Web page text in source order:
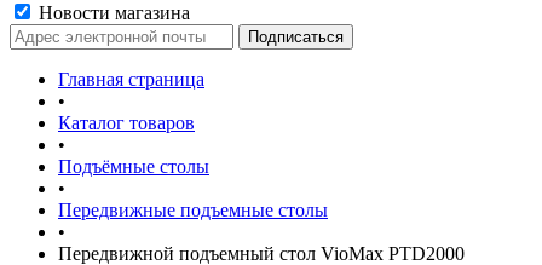
Новости магазина
Главная страница
•
Каталог товаров
•
Подъёмные столы
•
Передвижные подъемные столы
•
Передвижной подъемный стол VioMax PTD2000